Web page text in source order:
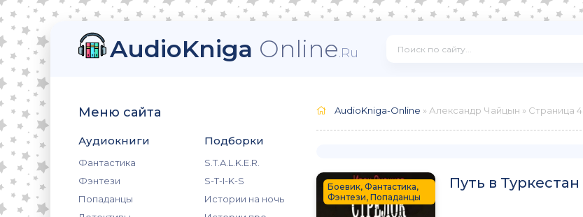
AudioKniga Online.Ru
Меню сайта
Аудиокниги
Фантастика
Фэнтези
Попаданцы
Подборки
S.T.A.L.K.E.R.
S-T-I-K-S
Истории на ночь
AudioKniga-Online » Александр Чайцын » Страница 4
Боевик, Фантастика,
Фэнтези, Попаданцы
Путь в Туркестан